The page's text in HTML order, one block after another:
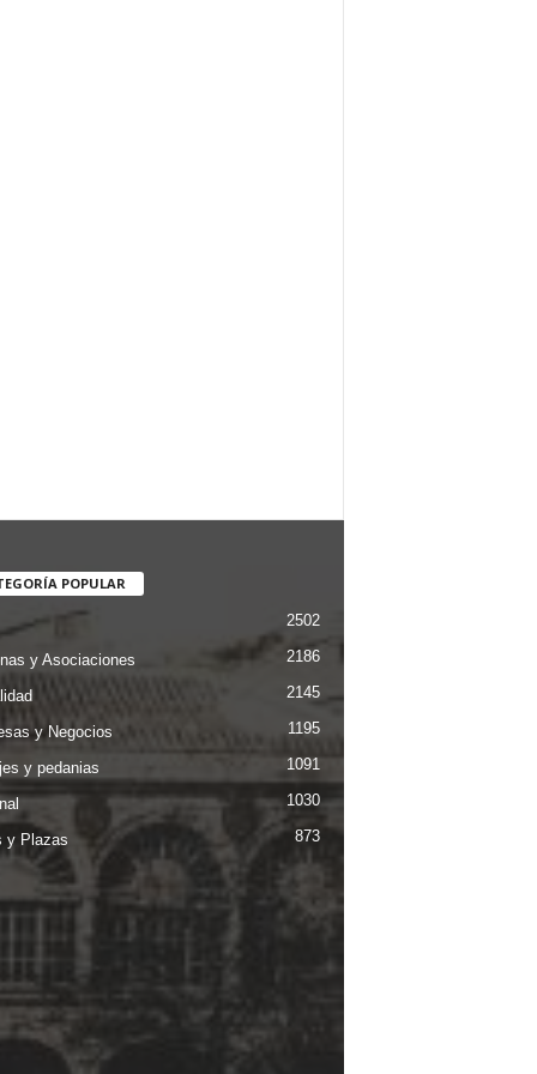
POPULAR
2502
y Asociaciones 2186
2145
y Negocios 1195
y pedanias 1091
1030
y Plazas 873